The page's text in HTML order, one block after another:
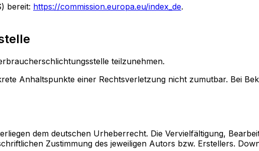
bereit: https://commission.europa.eu/index_de.
teilzunehmen.
Anhaltspunkte einer Rechtsverletzung nicht zumutbar. Bei
dem deutschen Urheberrecht. Die Vervielfältigung,
Zustimmung des jeweiligen Autors bzw. Erstellers.